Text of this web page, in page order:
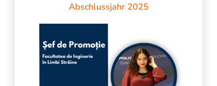
Abschlussjahr 2025